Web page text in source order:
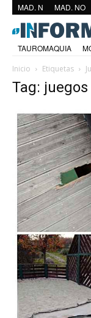
MAD. N MAD. NO
TAUROMAQUIA
Inicio
Etiquetas
Tag: